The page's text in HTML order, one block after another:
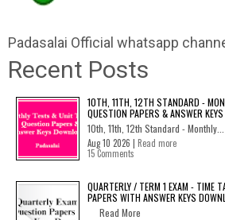
Padasalai Official whatsapp
Recent Posts
10TH, 11TH, 12TH STANDARD -
QUESTION PAPERS & ANSWER KEYS
10th, 11th, 12th Standard - Monthly...
Aug 10 2026 | Read more
15 Comments
QUARTERLY / TERM 1 EXAM - TIME
PAPERS WITH ANSWER KEYS
Read More